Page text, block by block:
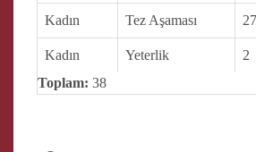
Kadın Tez Aşaması 27
Kadın Yeterlik
2
Toplam: 38